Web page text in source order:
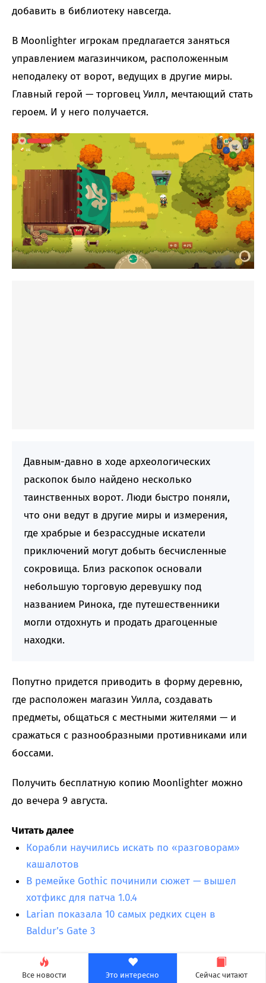
Все новости Это интересно Сейчас читают
добавить в библиотеку навсегда.
В Moonlighter игрокам предлагается заняться
управлением магазинчиком, расположенным
неподалеку от ворот, ведущих в другие миры.
Главный герой — торговец Уилл, мечтающий стать
героем. И у него получается.
Давным-давно в ходе археологических
раскопок было найдено несколько
таинственных ворот. Люди быстро поняли,
что они ведут в другие миры и измерения,
где храбрые и безрассудные искатели
приключений могут добыть бесчисленные
сокровища. Близ раскопок основали
небольшую торговую деревушку под
названием Ринока, где путешественники
могли отдохнуть и продать драгоценные
находки.
Попутно придется приводить в форму деревню,
где расположен магазин Уилла, создавать
предметы, общаться с местными жителями — и
сражаться с разнообразными противниками или
боссами.
Получить бесплатную копию Moonlighter можно
до вечера 9 августа.
Читать далее
Корабли научились искать по «разговорам»
кашалотов
В ремейке Gothic починили сюжет — вышел
хотфикс для патча 1.0.4
Larian показала 10 самых редких сцен в
Baldur’s Gate 3
Как вам Assassins Creed Black Flag Resynced?